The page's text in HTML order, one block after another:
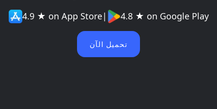
4.9 ★ on App Store| 4.8 ★ on Google Play
تحميل الآن